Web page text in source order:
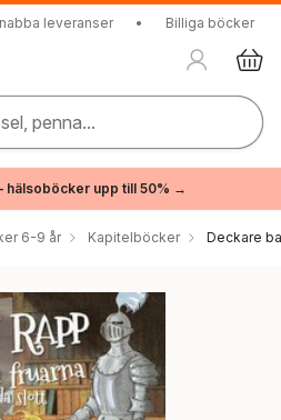
leveranser • Billiga böcker
penna...
hälsoböcker upp till 50% →
6-9 år Kapitelböcker Deckare